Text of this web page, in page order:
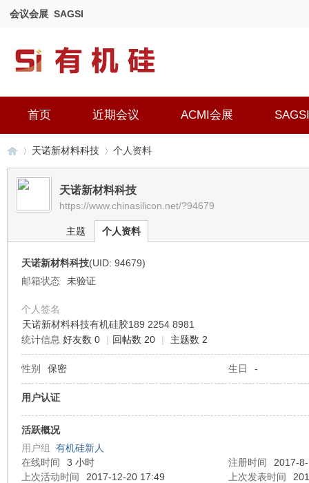
会议会展 SAGSI
首页 近期会议 ACMI会展 SAGSI
有›
天诺新材料科技
›
个人资料
天诺新材料科技
https://www.chinasilicon.net/?94679
主题 个人资料
天诺新材料科技(UID: 94679)
邮箱状态
未验证
个人签名
天诺新材料科技有机硅胶189 2254 8981
统计信息 好友数 0 | 回帖数 20 | 主题数 2
性别 保密 生日 -
用户认证
活跃概况
用户组 有机硅新人
在线时间
3 小时 注册时间
2017-
上次活动时间
2017-12-20 17:49 上次发表时间